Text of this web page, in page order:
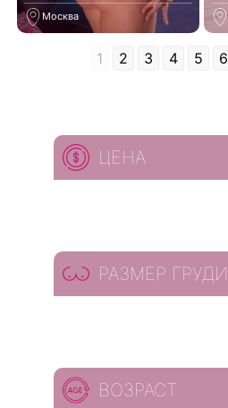
Москва
1 2 3 4 5 6
ЦЕНА
РАЗМЕР ГРУДИ
ВОЗРАСТ